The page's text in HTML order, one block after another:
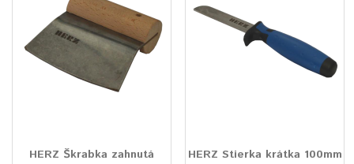
HERZ Škrabka zahnutá HERZ Stierka krátka 100mm